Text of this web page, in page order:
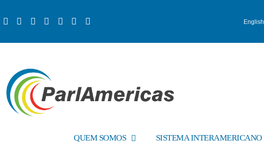
English
QUEM SOMOS SISTEMA INTERAMERICANO